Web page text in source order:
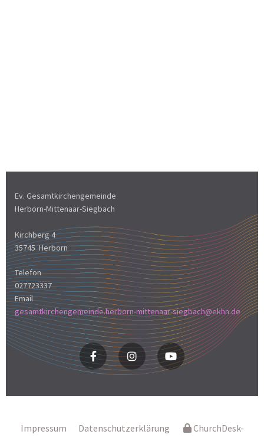
Ev. Gesamtkirchengemeinde
Herborn-Mittenaar-Siegbach
Kirchberg 4
35745 Herborn
Telefon
027723337
Email
gesamtkirchengemeinde.herborn-mittenaar-siegbach@ekhn.de
Impressum Datenschutzerklärung
ChurchDesk-